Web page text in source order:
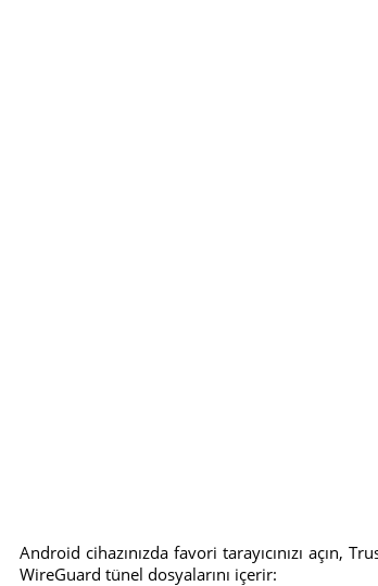
Android cihazınızda favori tarayıcınızı açın,
WireGuard tünel dosyalarını içerir: